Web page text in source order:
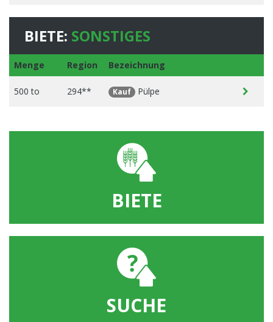
BIETE: SONSTIGES
Menge Region Bezeichnung
500 to 294** Kauf Pülpe
BIETE
SUCHE